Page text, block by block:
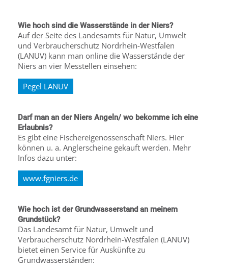
Wie hoch sind die Wasserstände in der Niers?
Auf der Seite des Landesamts für Natur, Umwelt
und Verbraucherschutz Nordrhein-Westfalen
(LANUV) kann man online die Wasserstände der
Niers an vier Messtellen einsehen:
Pegel LANUV
Darf man an der Niers Angeln/ wo bekomme ich eine
Erlaubnis?
Es gibt eine Fischereigenossenschaft Niers. Hier
können u. a. Anglerscheine gekauft werden. Mehr
Infos dazu unter:
www.fgniers.de
Wie hoch ist der Grundwasserstand an meinem
Grundstück?
Das Landesamt für Natur, Umwelt und
Verbraucherschutz Nordrhein-Westfalen (LANUV)
bietet einen Service für Auskünfte zu
Grundwasserständen: